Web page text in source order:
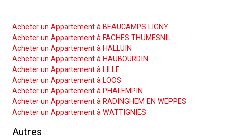
Acheter un Appartement à BEAUCAMPS LIGNY
Acheter un Appartement à FACHES THUMESNIL
Acheter un Appartement à HALLUIN
Acheter un Appartement à HAUBOURDIN
Acheter un Appartement à LILLE
Acheter un Appartement à LOOS
Acheter un Appartement à PHALEMPIN
Acheter un Appartement à RADINGHEM EN WEPPES
Acheter un Appartement à WATTIGNIES
Autres